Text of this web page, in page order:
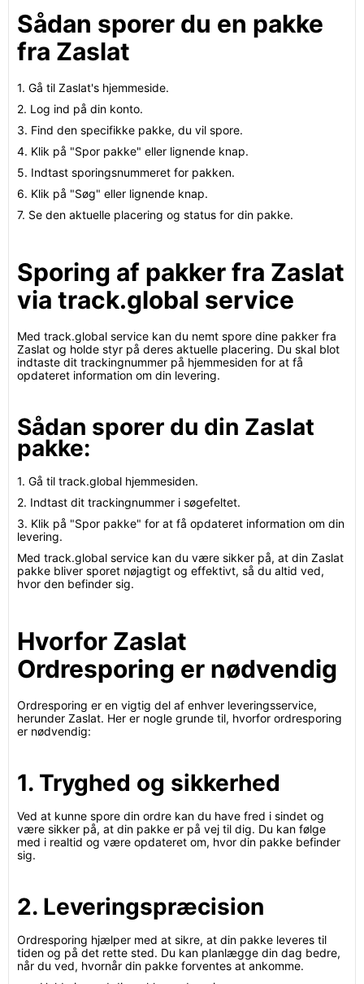
Sådan sporer du en pakke
fra Zaslat
1. Gå til Zaslat's hjemmeside.
2. Log ind på din konto.
3. Find den specifikke pakke, du vil spore.
4. Klik på "Spor pakke" eller lignende knap.
5. Indtast sporingsnummeret for pakken.
6. Klik på "Søg" eller lignende knap.
7. Se den aktuelle placering og status for din pakke.
Sporing af pakker fra Zaslat
via track.global service
Med track.global service kan du nemt spore dine pakker fra
Zaslat og holde styr på deres aktuelle placering. Du skal blot
indtaste dit trackingnummer på hjemmesiden for at få
opdateret information om din levering.
Sådan sporer du din Zaslat
pakke:
1. Gå til track.global hjemmesiden.
2. Indtast dit trackingnummer i søgefeltet.
3. Klik på "Spor pakke" for at få opdateret information om din
levering.
Med track.global service kan du være sikker på, at din Zaslat
pakke bliver sporet nøjagtigt og effektivt, så du altid ved,
hvor den befinder sig.
Hvorfor Zaslat
Ordresporing er nødvendig
Ordresporing er en vigtig del af enhver leveringsservice,
herunder Zaslat. Her er nogle grunde til, hvorfor ordresporing
er nødvendig:
1. Tryghed og sikkerhed
Ved at kunne spore din ordre kan du have fred i sindet og
være sikker på, at din pakke er på vej til dig. Du kan følge
med i realtid og være opdateret om, hvor din pakke befinder
sig.
2. Leveringspræcision
Ordresporing hjælper med at sikre, at din pakke leveres til
tiden og på det rette sted. Du kan planlægge din dag bedre,
når du ved, hvornår din pakke forventes at ankomme.